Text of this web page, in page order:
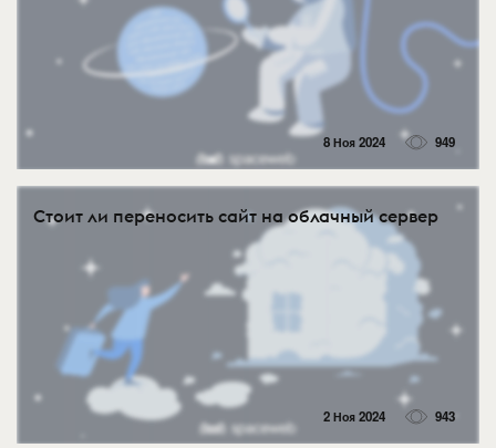
8 Ноя 2024 949
Стоит ли переносить сайт на облачный сервер
2 Ноя 2024 943